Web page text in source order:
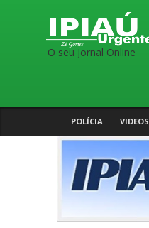
O seu Jornal Online
POLÍCIA VIDEOS